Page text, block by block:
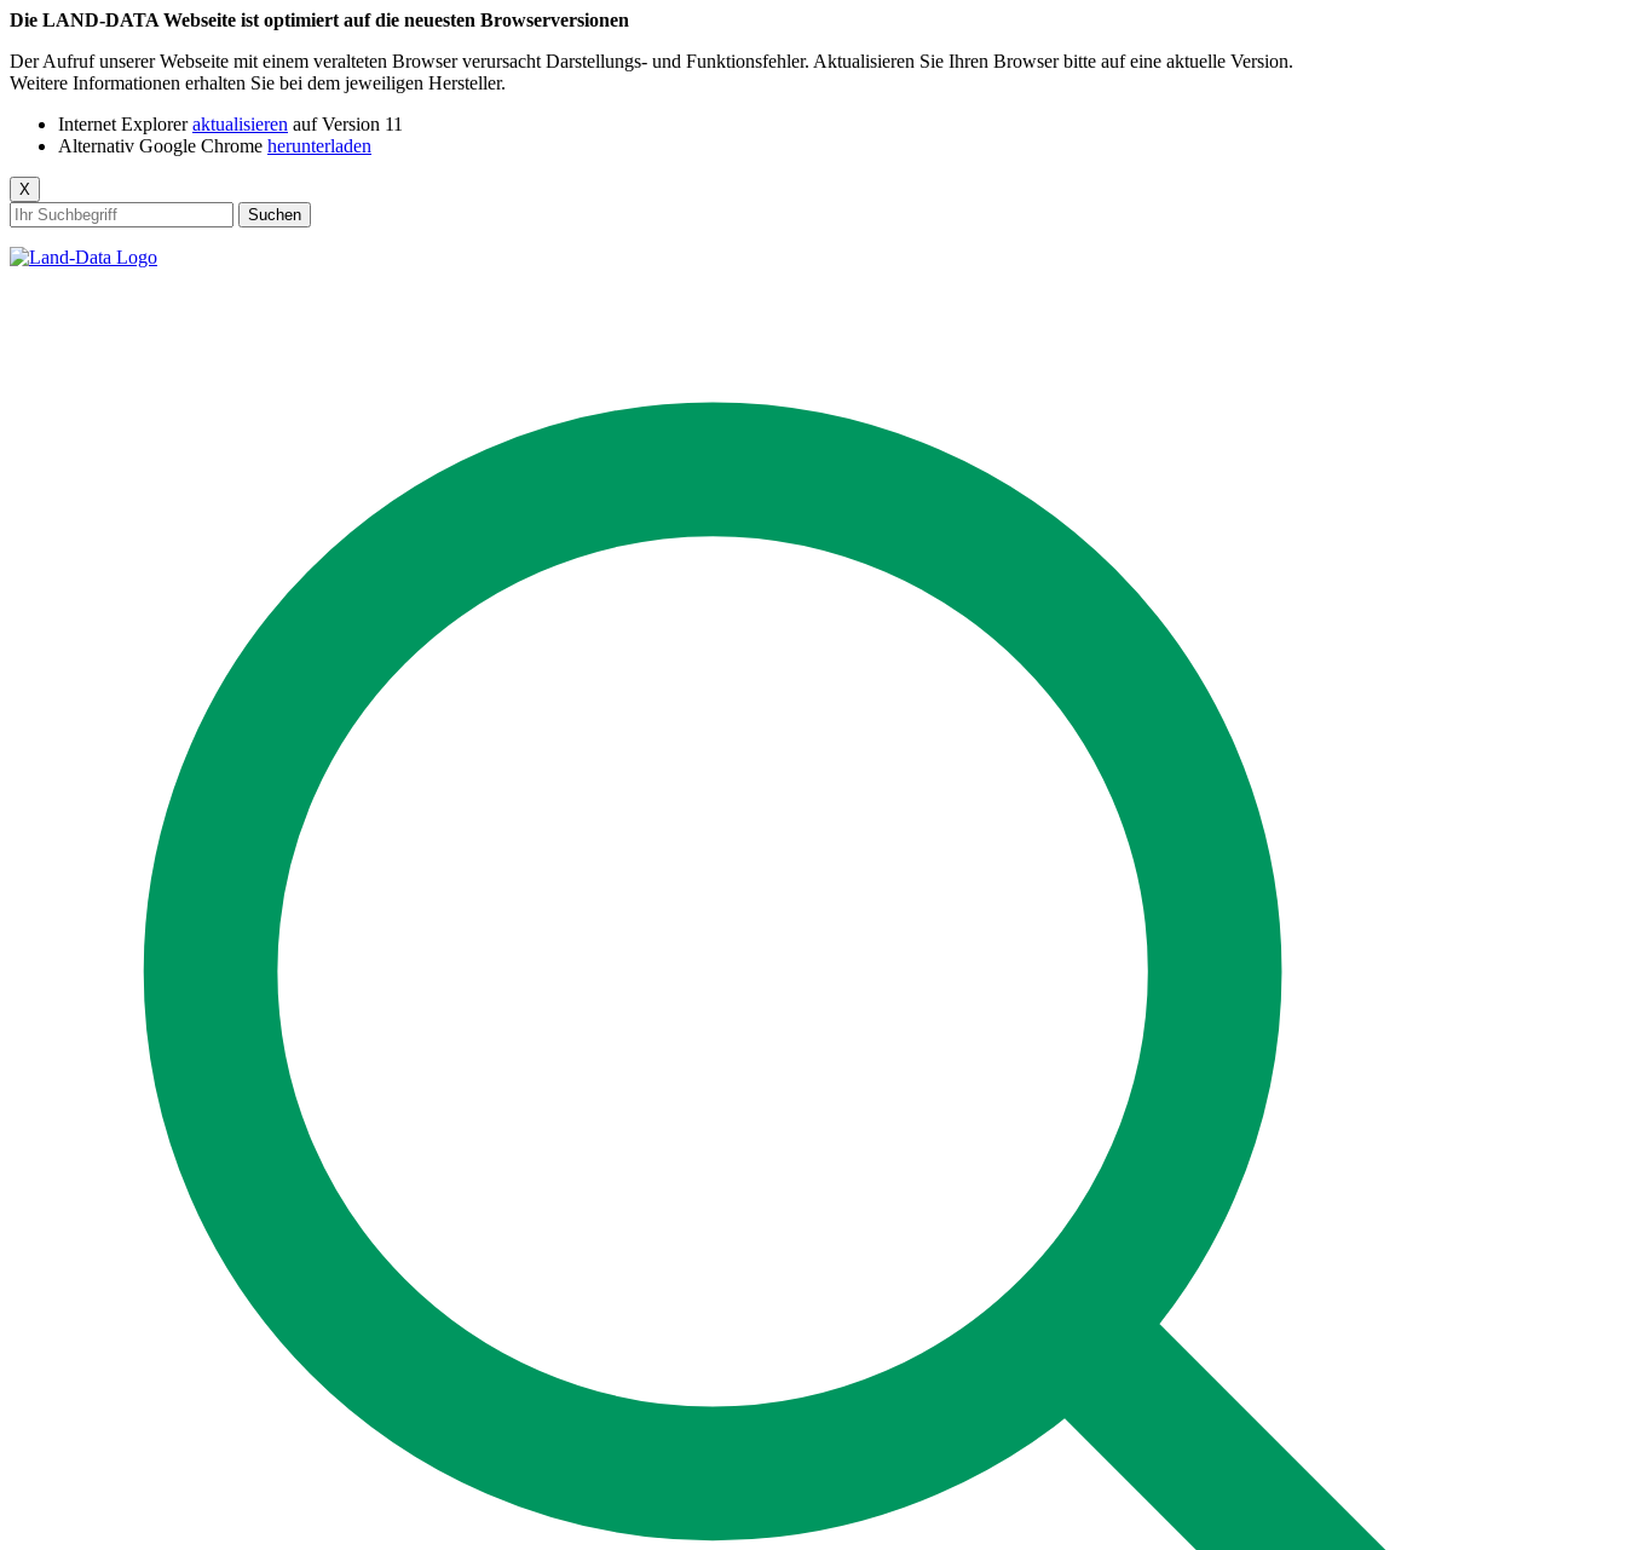
Die LAND-DATA Webseite ist optimiert auf die neuesten Browserversionen
Der Aufruf unserer Webseite mit einem veralteten Browser verursacht Darstellungs- und Funktionsfehler. Aktualisieren Sie Ihren Browser bitte auf eine aktuelle Version.
Weitere Informationen erhalten Sie bei dem jeweiligen Hersteller.
Internet Exploreraktualisieren auf Version 11
Alternativ Google Chrome herunterladen
X
Suchen